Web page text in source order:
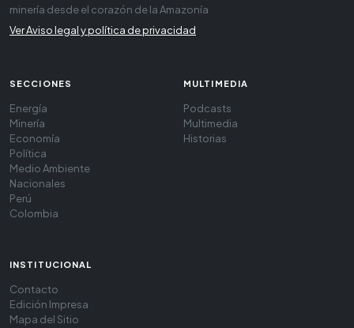
minería desde el corazón de la Amazonía
Ver Aviso legal y política de privacidad
SECCIONES
Energía
Minería
Economía
Política
Medio Ambiente
Nacionales
Perú
Colombia
MULTIMEDIA
Podcasts
Multimedia
Historias
INSTITUCIONAL
Contacto
Edición Impresa
Mapa del Sitio